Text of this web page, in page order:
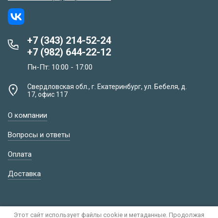
+7 (343) 214-52-24
+7 (982) 644-22-12
Пн-Пт: 10:00 - 17:00
Свердловская обл., г. Екатеринбург, ул. Бебеля, д.
17, офис 117
О компании
Вопросы и ответы
Оплата
Доставка
Этот сайт использует файлы cookie и метаданные. Продолжая